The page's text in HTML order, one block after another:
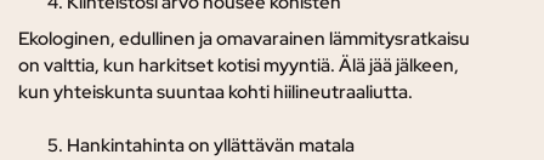
Ekologinen, edullinen ja omavarainen lämmitysratkaisu
on valttia, kun harkitset kotisi myyntiä. Älä jää jälkeen,
kun yhteiskunta suuntaa kohti hiilineutraaliutta.
Hankintahinta on yllättävän matala